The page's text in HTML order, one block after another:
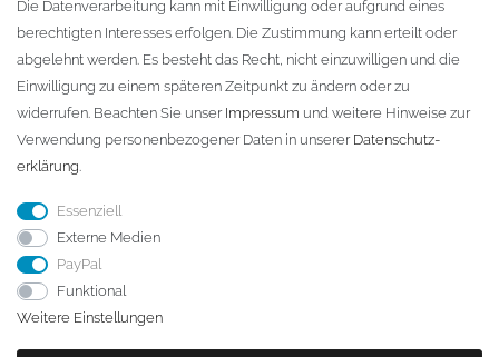
Telefon:+49 (0)3501 507295
info@dach-teufel.de
Die Datenverarbeitung kann mit Einwilligung oder aufgrund eines
berechtigten Interesses erfolgen. Die Zustimmung kann erteilt oder
abgelehnt werden. Es besteht das Recht, nicht einzuwilligen und die
Einwilligung zu einem späteren Zeitpunkt zu ändern oder zu
widerrufen. Beachten Sie unser Impressum und weitere Hinweise zur
Verwendung personenbezogener Daten in unserer Daten­schutz­
erklärung.
Essenziell
Externe Medien
PayPal
Funktional
Weitere Einstellungen